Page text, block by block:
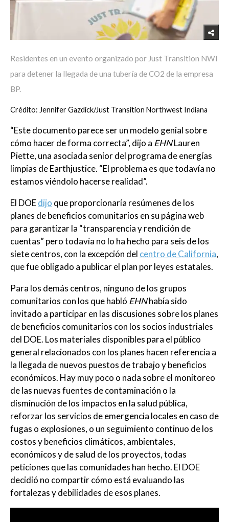
Residentes en un evento organizado por Just Transition NWI
para detener la llegada de una tubería de CO2 de la empresa
BP.
Crédito: Jennifer Gazdick/Just Transition Northwest Indiana
“Este documento parece ser un modelo genial sobre
cómo hacer de forma correcta”, dijo a EHNLauren
Piette, una asociada senior del programa de energías
limpias de Earthjustice. “El problema es que todavía no
estamos viéndolo hacerse realidad”.
El DOEdijo que proporcionaría resúmenes de los
planes de beneficios comunitarios en su página web
para garantizar la “transparencia y rendición de
cuentas” pero todavía no lo ha hecho para seis de los
siete centros, con la excepción del centro de California,
que fue obligado a publicar el plan por leyes estatales.
Para los demás centros, ninguno de los grupos
comunitarios con los que habló EHNhabía sido
invitado a participar en las discusiones sobre los planes
de beneficios comunitarios con los socios industriales
del DOE. Los materiales disponibles para el público
general relacionados con los planes hacen referencia a
la llegada de nuevos puestos de trabajo y beneficios
económicos. Hay muy poco o nada sobre el monitoreo
de las nuevas fuentes de contaminación o la
disminución de los impactos en la salud pública,
reforzar los servicios de emergencia locales en caso de
fugas o explosiones, o un seguimiento continuo de los
costos y beneficios climáticos, ambientales,
económicos y de salud de los proyectos, todas
peticiones que las comunidades han hecho. El DOE
decidió no compartir cómo está evaluando las
fortalezas y debilidades de esos planes.